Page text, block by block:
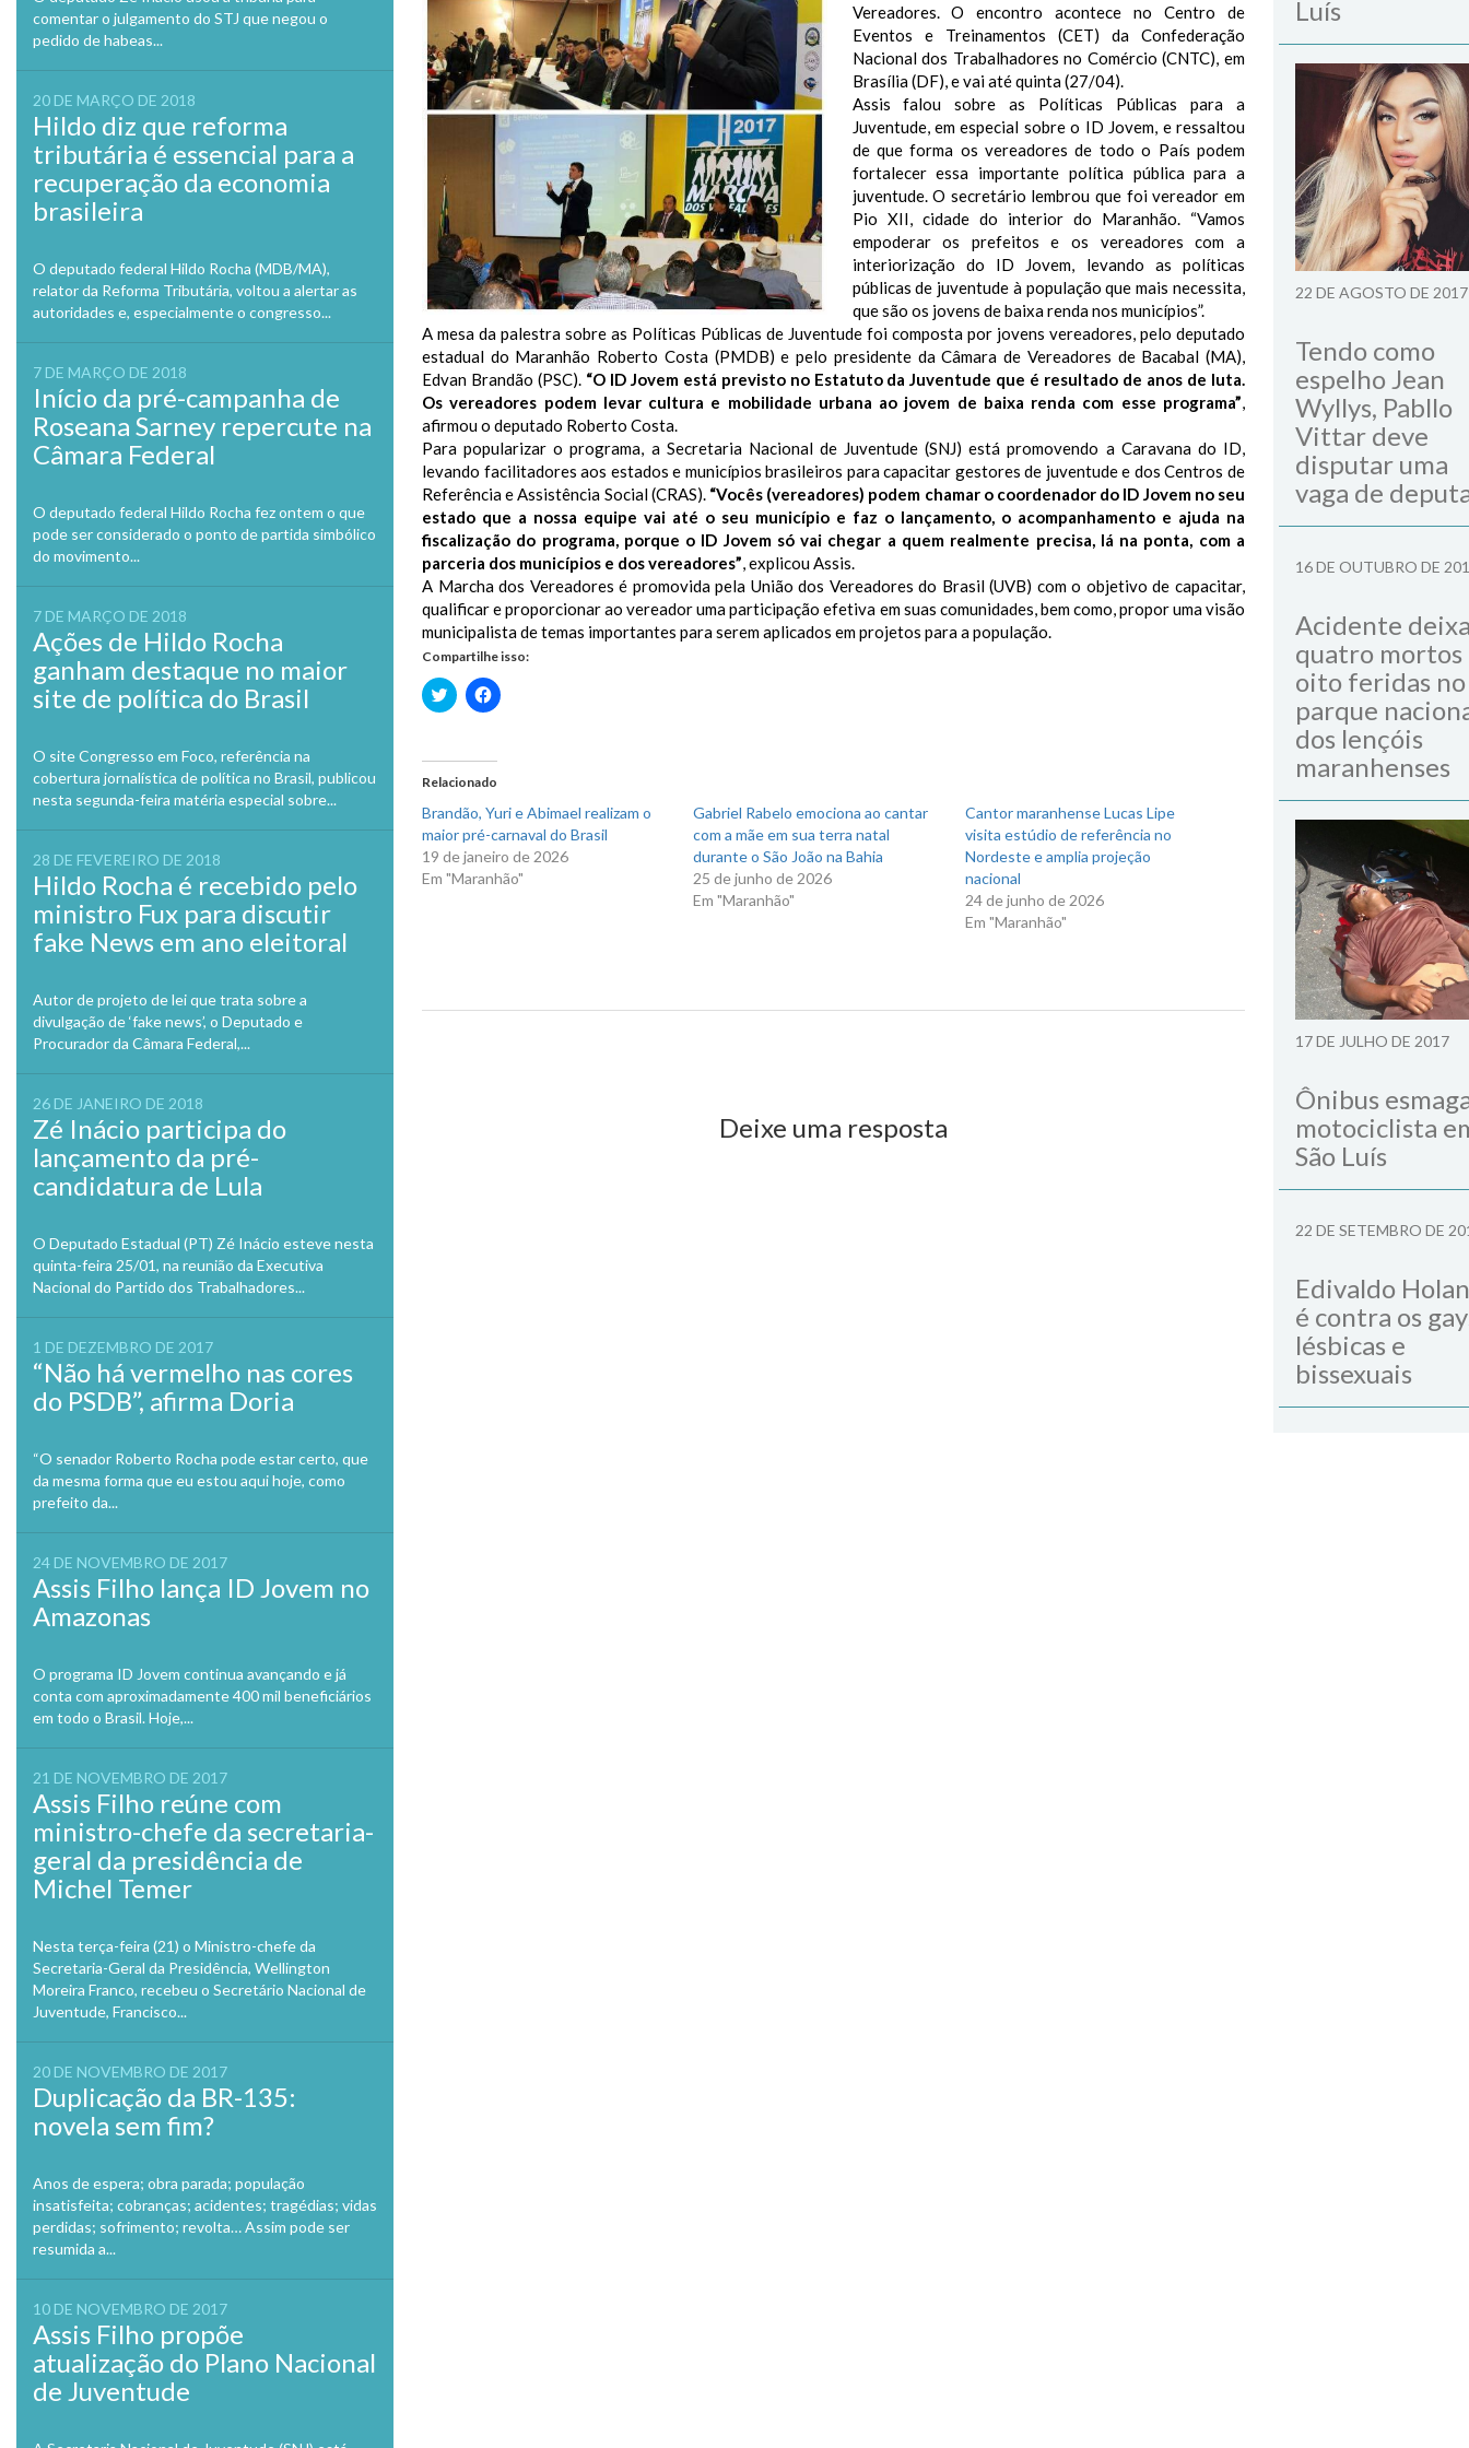
comentar o julgamento do STJ que negou o
pedido de habeas...
20 DE MARÇO DE 2018
Hildo diz que reforma
tributária é essencial para a
recuperação da economia
brasileira
O deputado federal Hildo Rocha (MDB/MA),
relator da Reforma Tributária, voltou a alertar as
autoridades e, especialmente o congresso...
7 DE MARÇO DE 2018
Início da pré-campanha de
Roseana Sarney repercute na
Câmara Federal
O deputado federal Hildo Rocha fez ontem o que
pode ser considerado o ponto de partida simbólico
do movimento...
7 DE MARÇO DE 2018
Ações de Hildo Rocha
ganham destaque no maior
site de política do Brasil
O site Congresso em Foco, referência na
cobertura jornalística de política no Brasil, publicou
nesta segunda-feira matéria especial sobre...
28 DE FEVEREIRO DE 2018
Hildo Rocha é recebido pelo
ministro Fux para discutir
fake News em ano eleitoral
Autor de projeto de lei que trata sobre a
divulgação de ‘fake news’, o Deputado e
Procurador da Câmara Federal,...
26 DE JANEIRO DE 2018
Zé Inácio participa do
lançamento da pré-
candidatura de Lula
O Deputado Estadual (PT) Zé Inácio esteve nesta
quinta-feira 25/01, na reunião da Executiva
Nacional do Partido dos Trabalhadores...
1 DE DEZEMBRO DE 2017
“Não há vermelho nas cores
do PSDB”, afirma Doria
“O senador Roberto Rocha pode estar certo, que
da mesma forma que eu estou aqui hoje, como
prefeito da...
24 DE NOVEMBRO DE 2017
Assis Filho lança ID Jovem no
Amazonas
O programa ID Jovem continua avançando e já
conta com aproximadamente 400 mil beneficiários
em todo o Brasil. Hoje,...
21 DE NOVEMBRO DE 2017
Assis Filho reúne com
ministro-chefe da secretaria-
geral da presidência de
Michel Temer
Nesta terça-feira (21) o Ministro-chefe da
Secretaria-Geral da Presidência, Wellington
Moreira Franco, recebeu o Secretário Nacional de
Juventude, Francisco...
20 DE NOVEMBRO DE 2017
Duplicação da BR-135:
novela sem fim?
Anos de espera; obra parada; população
insatisfeita; cobranças; acidentes; tragédias; vidas
perdidas; sofrimento; revolta… Assim pode ser
resumida a...
10 DE NOVEMBRO DE 2017
Assis Filho propõe
atualização do Plano Nacional
de Juventude
Vereadores. O encontro acontece no Centro de
Eventos e Treinamentos (CET) da Confederação
Nacional dos Trabalhadores no Comércio (CNTC), em
Brasília (DF), e vai até quinta (27/04).
Assis falou sobre as Políticas Públicas para a
Juventude, em especial sobre o ID Jovem, e ressaltou
de que forma os vereadores de todo o País podem
fortalecer essa importante política pública para a
juventude. O secretário lembrou que foi vereador em
Pio XII, cidade do interior do Maranhão. “Vamos
empoderar os prefeitos e os vereadores com a
interiorização do ID Jovem, levando as políticas
públicas de juventude à população que mais necessita,
que são os jovens de baixa renda nos municípios”.
A mesa da palestra sobre as Políticas Públicas de Juventude foi composta por jovens vereadores, pelo deputado
estadual do Maranhão Roberto Costa (PMDB) e pelo presidente da Câmara de Vereadores de Bacabal (MA),
Edvan Brandão (PSC). “O ID Jovem está previsto no Estatuto da Juventude que é resultado de anos de luta.
Os vereadores podem levar cultura e mobilidade urbana ao jovem de baixa renda com esse programa”,
afirmou o deputado Roberto Costa.
Para popularizar o programa, a Secretaria Nacional de Juventude (SNJ) está promovendo a Caravana do ID,
levando facilitadores aos estados e municípios brasileiros para capacitar gestores de juventude e dos Centros de
Referência e Assistência Social (CRAS). “Vocês (vereadores) podem chamar o coordenador do ID Jovem no seu
estado que a nossa equipe vai até o seu município e faz o lançamento, o acompanhamento e ajuda na
fiscalização do programa, porque o ID Jovem só vai chegar a quem realmente precisa, lá na ponta, com a
parceria dos municípios e dos vereadores”, explicou Assis.
A Marcha dos Vereadores é promovida pela União dos Vereadores do Brasil (UVB) com o objetivo de capacitar,
qualificar e proporcionar ao vereador uma participação efetiva em suas comunidades, bem como, propor uma visão
municipalista de temas importantes para serem aplicados em projetos para a população.
Compartilhe isso:
Clique
para
em
nova
janela)
Clique
para
em
nova
janela)
Relacionado
Brandão, Yuri e Abimael realizam o
maior pré-carnaval do Brasil
19 de janeiro de 2026
Em "Maranhão"
Gabriel Rabelo emociona ao cantar
com a mãe em sua terra natal
durante o São João na Bahia
25 de junho de 2026
Em "Maranhão"
Cantor maranhense Lucas Lipe
visita estúdio de referência no
Nordeste e amplia projeção
nacional
24 de junho de 2026
Em "Maranhão"
Deixe uma resposta
Luís
22 DE AGOSTO DE 2017
Tendo como
espelho Jean
Wyllys, Pabllo
Vittar deve
disputar uma
vaga de
16 DE OUTUBRO DE
Acidente
quatro mortos
oito feridas no
parque
dos lençóis
maranhenses
17 DE JULHO DE 2017
Ônibus
motociclista
São Luís
22 DE SETEMBRO DE
Edivaldo
é contra os
lésbicas e
bissexuais